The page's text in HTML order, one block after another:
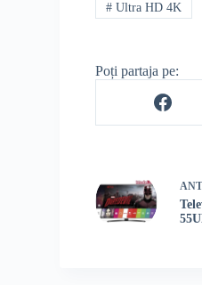
# Ultra HD 4K
Poți partaja pe: